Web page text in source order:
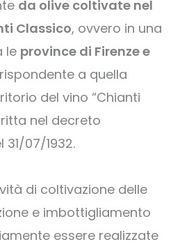
da olive coltivate nel
Classico, ovvero in una
le province di Firenze e
a quella
del vino “Chianti
nel decreto
07/1932.
di coltivazione delle
e imbottigliamento
essere realizzate